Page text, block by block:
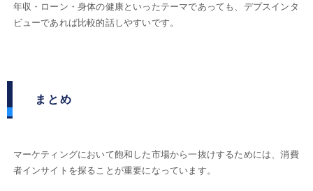
年収・ローン・身体の健康といったテーマであっても、デプスインタ
ビューであれば比較的話しやすいです。
まとめ
マーケティングにおいて飽和した市場から一抜けするためには、消費
者インサイトを探ることが重要になっています。